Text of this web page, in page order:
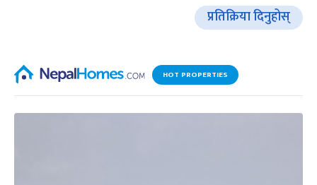
प्रतिक्रिया दिनुहोस्
HOT PROPERTIES